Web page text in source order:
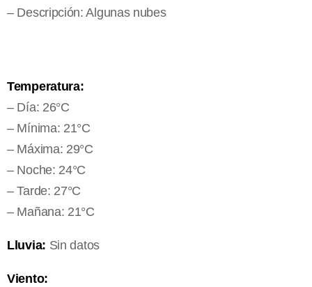
– Descripción: Algunas nubes
Temperatura:
– Día: 26°C
– Mínima: 21°C
– Máxima: 29°C
– Noche: 24°C
– Tarde: 27°C
– Mañana: 21°C
Lluvia: Sin datos
Viento: